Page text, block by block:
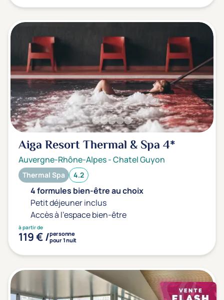
Aiga Resort Thermal & Spa4*
Auvergne-Rhône-Alpes-Chatel Guyon
Thermal Spa 4.2
4 formules bien-être au choix
Petit déjeuner inclus
Accès à l'espace bien-être
à partir de
119 € /personne
pour 1 nuit